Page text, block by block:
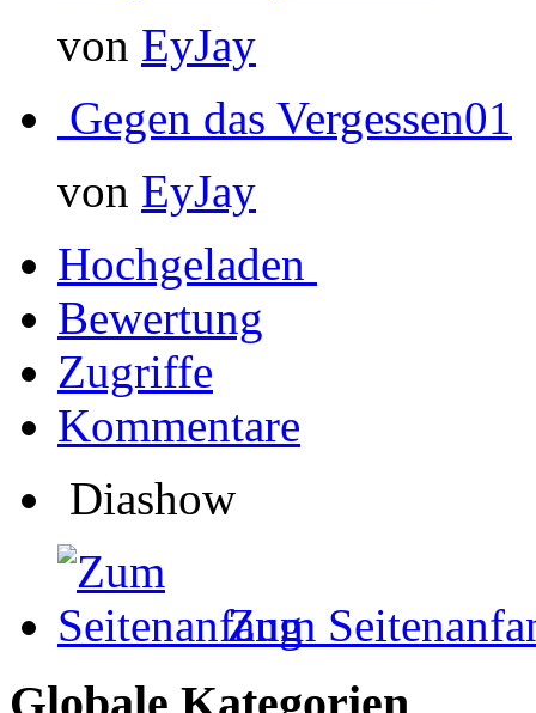
von EyJay
Gegen das Vergessen01
von EyJay
Hochgeladen
Bewertung
Zugriffe
Kommentare
Diashow
Zum